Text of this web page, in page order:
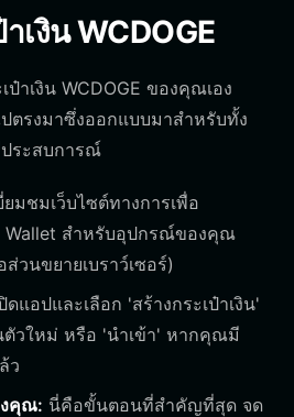
เงิน WCDOGE
ป๋าเงิน WCDOGE ของคุณเอง
ตรงมาซึ่งออกแบบมาสำหรับทั้ง
ระสบการณ์
ยมชมเว็บไซต์ทางการเพื่อ
Wallet สำหรับอุปกรณ์ของคุณ
วนขยายเบราว์เซอร์)
ดแอปและเลือก 'สร้างกระเป๋าเงิน'
ตัวใหม่ หรือ 'นำเข้า' หากคุณมี
ว
คุณ: นี่คือขั้นตอนที่สำคัญที่สุด จด